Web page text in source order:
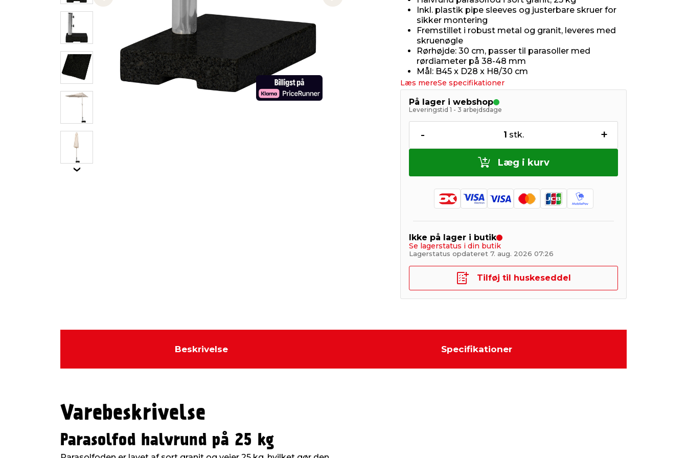
Previous slide Next slide
Inkl. plastik pipe sleeves og justerbare skruer for
sikker montering
Fremstillet i robust metal og granit, leveres med
skruenøgle
Rørhøjde: 30 cm, passer til parasoller med
rørdiameter på 38-48 mm
Mål: B45 x D28 x H8/30 cm
Læs mereSe specifikationer
På lager i webshop
Leveringstid 1 - 3 arbejdsdage
- 1 stk. +
Læg i kurv
Ikke på lager i butik
Se lagerstatus i din butik
Lagerstatus opdateret 7. aug. 2026 07:26
Tilføj til huskeseddel
Beskrivelse Specifikationer
Varebeskrivelse
Parasolfod halvrund på 25 kg